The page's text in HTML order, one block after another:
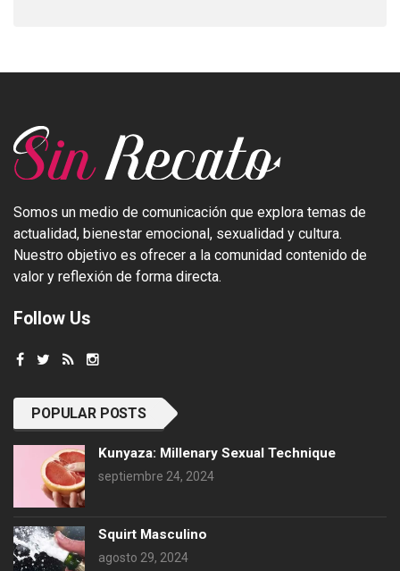
Somos un medio de comunicación que explora temas de
actualidad, bienestar emocional, sexualidad y cultura.
Nuestro objetivo es ofrecer a la comunidad contenido de
valor y reflexión de forma directa.
Follow Us
POPULAR POSTS
Kunyaza: Millenary Sexual Technique
septiembre 24, 2024
Squirt Masculino
agosto 29, 2024